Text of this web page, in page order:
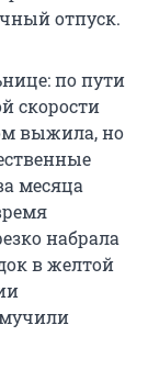
отпуск.
по пути
скорости
выжила, но
месяца
набрала
в желтой